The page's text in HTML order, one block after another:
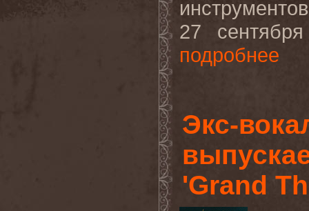
27
подробнее
Экс-
'Grand